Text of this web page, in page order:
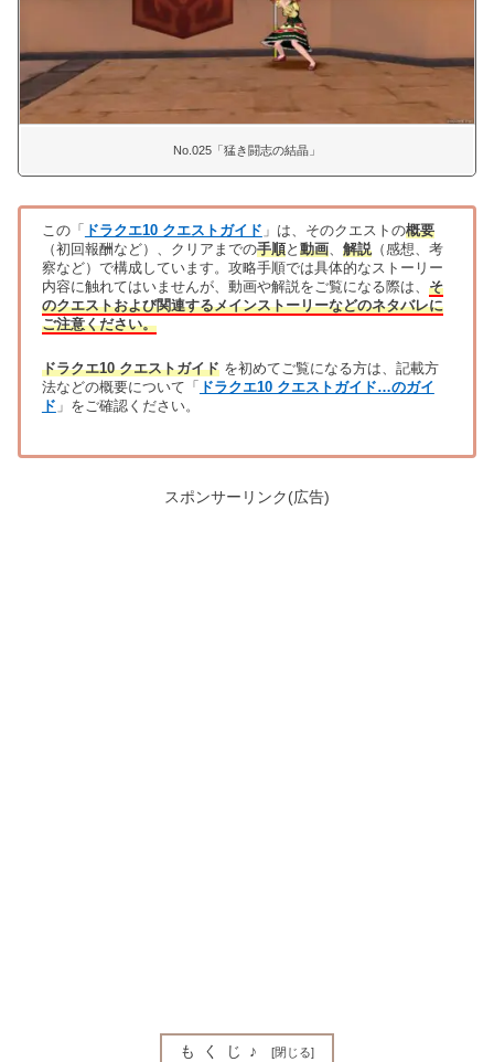
No.025「猛き闘志の結晶」
この「 ドラクエ10 クエストガイド 」は、そのクエストの概要
（初回報酬など）、クリアまでの手順と 動画、 解説（感想、考
察など）で構成しています。攻略手順では具体的なストーリー
内容に触れてはいませんが、動画や解説をご覧になる際は、 そ
のクエストおよび関連するメインストーリーなどのネタバレに
ご注意ください。
ドラクエ10 クエストガイドを初めてご覧になる方は、記載方
法などの概要について「
ドラクエ10 クエストガイド…のガイ
ド 」をご確認ください。
スポンサーリンク(広告)
もくじ♪